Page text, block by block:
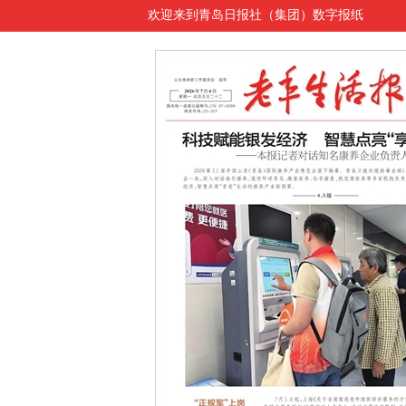
欢迎来到青岛日报社（集团）数字报纸